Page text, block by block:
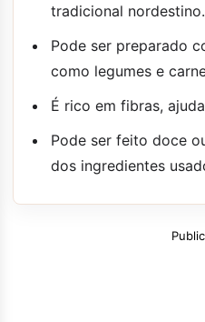
tradicional nordestino.
Pode ser preparado
como legumes e
É rico em fibras,
Pode ser feito doce
dos ingredientes